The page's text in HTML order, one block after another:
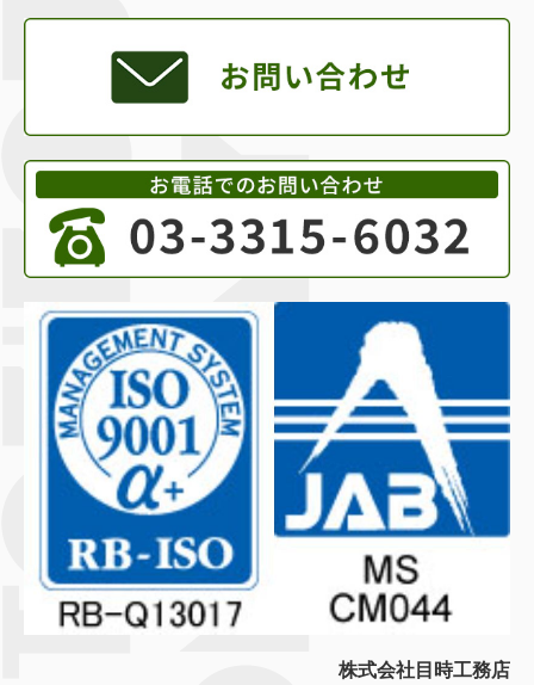
株式会社目時工務店